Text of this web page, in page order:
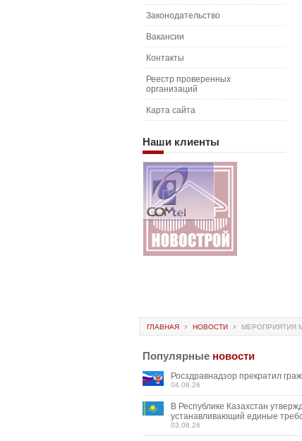
Законодательство
Вакансии
Контакты
Реестр проверенных
организаций
Карта сайта
Наши клиенты
ГЛАВНАЯ НОВОСТИ МЕРОПРИЯТИЯ
Популярные новости
Росздравнадзор прекратил
04.08.26
В Республике Казахстан
устанавливающий единые
03.08.26